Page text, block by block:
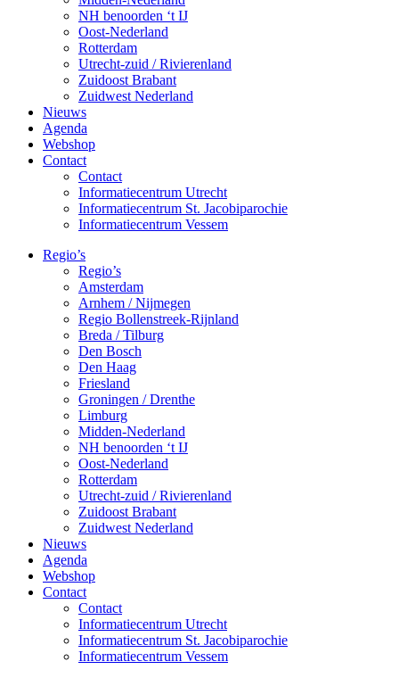
NH benoorden ‘t IJ
Oost-Nederland
Rotterdam
Utrecht-zuid / Rivierenland
Zuidoost Brabant
Zuidwest Nederland
Nieuws
Agenda
Webshop
Contact
Contact
Informatiecentrum Utrecht
Informatiecentrum St. Jacobiparochie
Informatiecentrum Vessem
Regio’s
Regio’s
Amsterdam
Arnhem / Nijmegen
Regio Bollenstreek-Rijnland
Breda / Tilburg
Den Bosch
Den Haag
Friesland
Groningen / Drenthe
Limburg
Midden-Nederland
NH benoorden ‘t IJ
Oost-Nederland
Rotterdam
Utrecht-zuid / Rivierenland
Zuidoost Brabant
Zuidwest Nederland
Nieuws
Agenda
Webshop
Contact
Contact
Informatiecentrum Utrecht
Informatiecentrum St. Jacobiparochie
Informatiecentrum Vessem